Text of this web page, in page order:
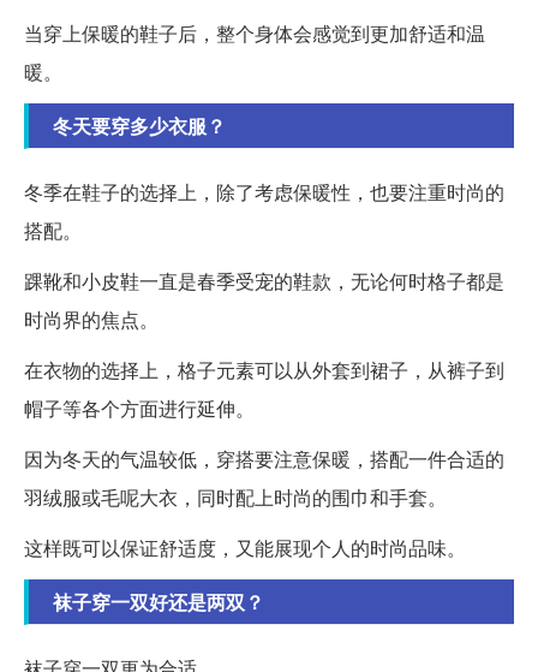
当穿上保暖的鞋子后，整个身体会感觉到更加舒适和温
暖。
冬天要穿多少衣服？
冬季在鞋子的选择上，除了考虑保暖性，也要注重时尚的
搭配。
踝靴和小皮鞋一直是春季受宠的鞋款，无论何时格子都是
时尚界的焦点。
在衣物的选择上，格子元素可以从外套到裙子，从裤子到
帽子等各个方面进行延伸。
因为冬天的气温较低，穿搭要注意保暖，搭配一件合适的
羽绒服或毛呢大衣，同时配上时尚的围巾和手套。
这样既可以保证舒适度，又能展现个人的时尚品味。
袜子穿一双好还是两双？